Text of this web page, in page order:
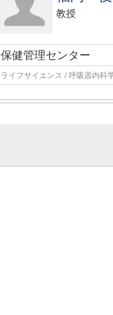
教授
保健管理センター
ライフサイエンス / 呼吸器内科